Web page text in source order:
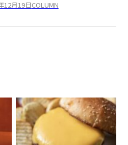
12月19日COLUMN